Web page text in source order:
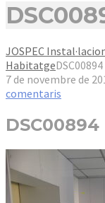
JOSPEC
HabitatgeDSC00894
7 de novembre de
comentaris
DSC00894